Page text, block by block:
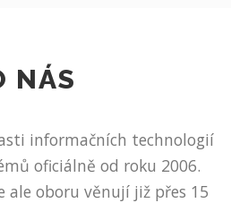
NÁS
informačních technologií
oficiálně od roku 2006.
ale oboru věnují již přes 15